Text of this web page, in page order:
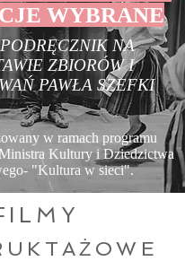
NA
ZBIORÓW I
PAWŁA SZEFKI
w ramach programu
Kultury i Dziedzictwa
"Kultura w sieci".
WYBRANE